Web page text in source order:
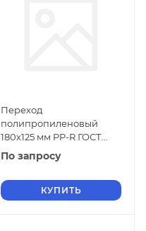
Переход
полипропиленовый
180х125 мм PP-R ГОСТ
32415-2013
По запросу
КУПИТЬ